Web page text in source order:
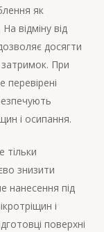
як
відміну від
досягти
затримок. При
і осипання.
тільки
знизити
нанесення під
і
поверхні